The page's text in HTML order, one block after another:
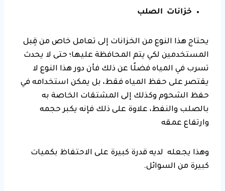
خزانات الصلب
يحتاج هذا النوع من الخزانات إلى تعامل خاص من قِبل
المستخدمين لكي يتم المحافظة عليها؛ حتى لا يحدث
تسرب في المياه فضلًا عن ذلك فأن دور هذا النوع لا
يقتصر على حفظ المياه فقط، بل يمكن استخدامه في
حفظ الشحوم وكذلك إلى المشتقات الخاصة به
بالصلب والنفط، علاوة على ذلك فإنه يكبر حجمه
وارتفاع عمقه
وهذا يجعله لديه قدرة كبيرة على الاحتفاظ بكميات
كبيرة من السوائل.